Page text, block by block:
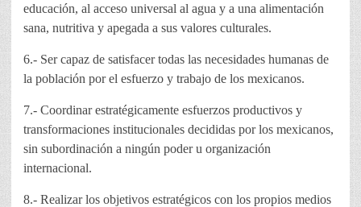
educación, al acceso universal al agua y a una alimentación
sana, nutritiva y apegada a sus valores culturales.
6.- Ser capaz de satisfacer todas las necesidades humanas de
la población por el esfuerzo y trabajo de los mexicanos.
7.- Coordinar estratégicamente esfuerzos productivos y
transformaciones institucionales decididas por los mexicanos,
sin subordinación a ningún poder u organización
internacional.
8.- Realizar los objetivos estratégicos con los propios medios